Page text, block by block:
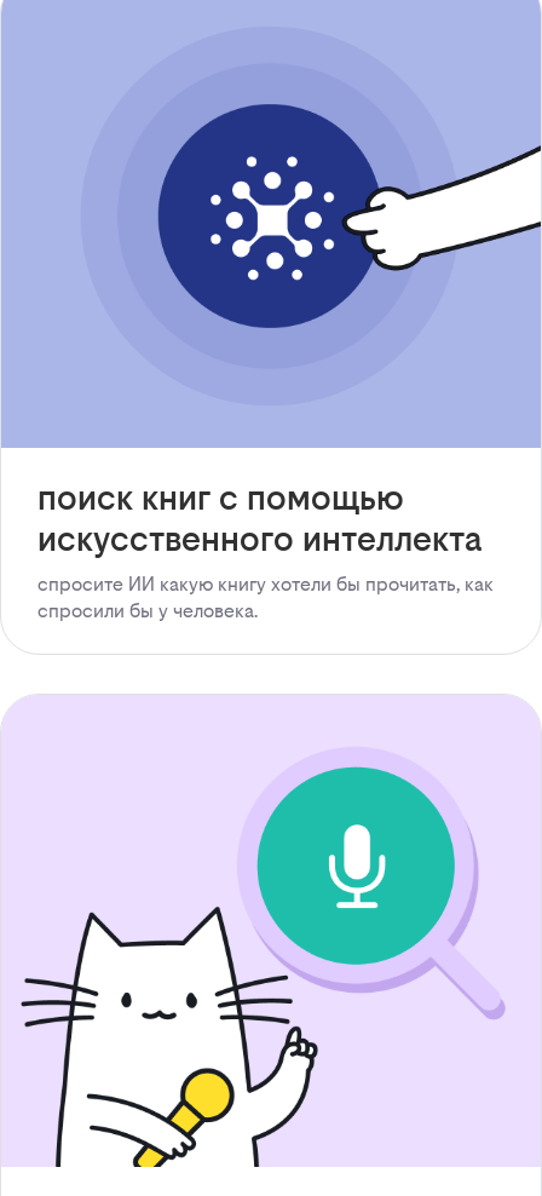
поиск книг с помощью
искусственного интеллекта
спросите ИИ какую книгу хотели бы прочитать, как
спросили бы у человека.